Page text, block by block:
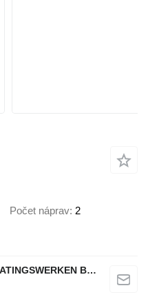
Počet náprav 2
WILLEKENS GROND- EN BESTRATINGSWERKEN BVBA